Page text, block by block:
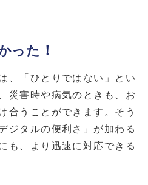
った！
、「ひとりではない」とい
災害時や病気のときも、お
合うことができます。そう
ジタルの便利さ」が加わる
も、より迅速に対応できる